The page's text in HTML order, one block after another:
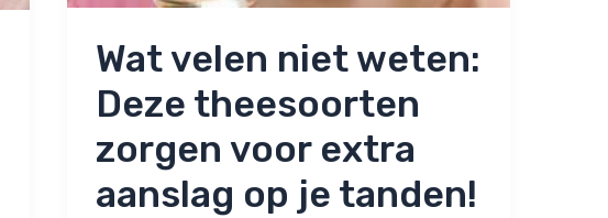
Wat velen niet weten:
Deze theesoorten
zorgen voor extra
aanslag op je tanden!